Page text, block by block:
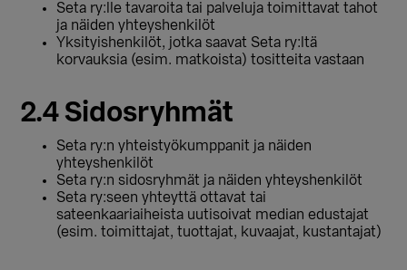
Seta ry:lle tavaroita tai palveluja toimittavat tahot
ja näiden yhteyshenkilöt
Yksityishenkilöt, jotka saavat Seta ry:ltä
korvauksia (esim. matkoista) tositteita vastaan
2.4 Sidosryhmät
Seta ry:n yhteistyökumppanit ja näiden
yhteyshenkilöt
Seta ry:n sidosryhmät ja näiden yhteyshenkilöt
Seta ry:seen yhteyttä ottavat tai
sateenkaariaiheista uutisoivat median edustajat
(esim. toimittajat, tuottajat, kuvaajat, kustantajat)